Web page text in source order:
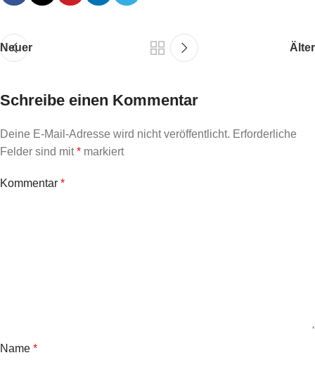
Neuer Älter
Schreibe einen Kommentar
Deine E-Mail-Adresse wird nicht veröffentlicht. Erforderliche
Felder sind mit* markiert
Kommentar *
Name *